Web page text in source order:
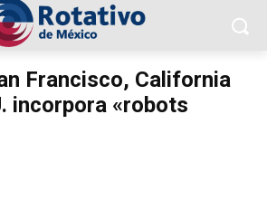
Francisco, California
incorpora «robots